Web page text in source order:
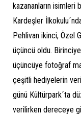
kazananların isimleri
Kardeşler
Pehlivan ikinci, Özel
üçüncü oldu.
üçüncüye fotoğraf
çeşitli hediyelerin
günü Kültürpark´ta
verilirken dereceye